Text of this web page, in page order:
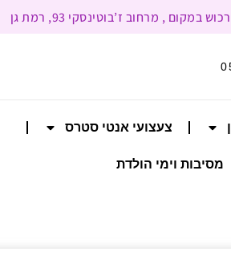
צעצועי אנטי סטרס
מסיבות וימי הולדת